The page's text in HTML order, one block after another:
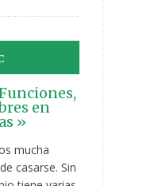
en
»
mucha
casarse. Sin